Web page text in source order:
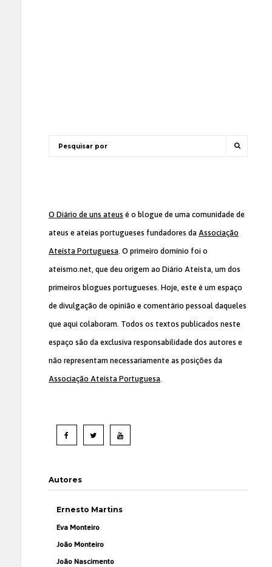
O Diário de uns ateus é o blogue de uma comunidade de
ateus e ateias portugueses fundadores da Associação
Ateísta Portuguesa. O primeiro domínio foi o
ateismo.net, que deu origem ao Diário Ateísta, um dos
primeiros blogues portugueses. Hoje, este é um espaço
de divulgação de opinião e comentário pessoal daqueles
que aqui colaboram. Todos os textos publicados neste
espaço são da exclusiva responsabilidade dos autores e
não representam necessariamente as posições da
Associação Ateísta Portuguesa.
Autores
Ernesto Martins
Eva Monteiro
João Monteiro
João Nascimento